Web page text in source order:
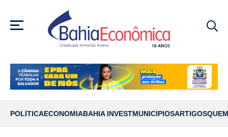
MENU
POLÍTICAECONOMIABAHIA INVESTMUNICÍPIOSARTIGOS